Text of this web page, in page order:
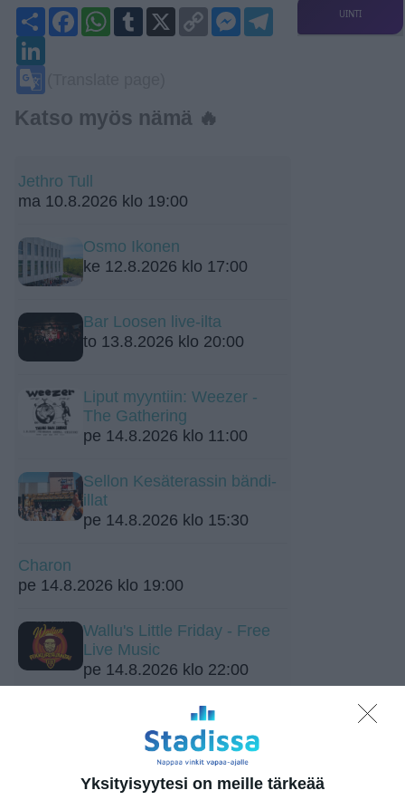
Yksityisyytesi on meille tärkeää
ShareFacebookWhatsApp
Tumblr
X
Copy
Link
Messenger
Katso myös nämä 🔥
Jethro Tull
ma 10.8.2026 klo 19:00
Osmo Ikonen
ke 12.8.2026 klo 17:00
Bar Loosen live-ilta
to 13.8.2026 klo 20:00
Liput myyntiin: Weezer -
The Gathering
pe 14.8.2026 klo 11:00
Sellon Kesäterassin bändi-
illat
pe 14.8.2026 klo 15:30
Charon
pe 14.8.2026 klo 19:00
Wallu's Little Friday - Free
Live Music
pe 14.8.2026 klo 22:00
la 15.8.2026 klo 20:00
Northlane (Aus)
UINTI